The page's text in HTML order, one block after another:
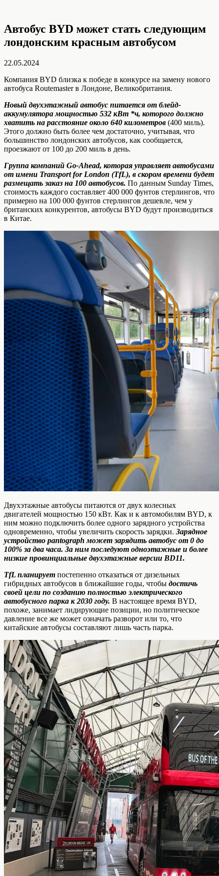
Автобус BYD может стать следующим
лондонским красным автобусом
22.05.2024
Компания BYD близка к победе в конкурсе на замену нового
автобуса Routemaster в Лондоне, Великобритания.
Новый двухэтажный автобус питается от блейд-
аккумулятора мощностью 532 кВт *ч, которого должно
хватить на расстояние около 640 километров (400 миль).
Этого должно быть более чем достаточно, учитывая, что
большинство лондонских автобусов, как сообщается,
проезжают от 100 до 200 миль в день.
Группа компаний Go-Ahead, которая управляет автобусами
от имени Transport for London (TfL), в скором времени будет
размещать заказ на 100 автобусов. По данным Sunday Times,
стоимость каждого составляет 400 000 фунтов стерлингов, что
примерно на 100 000 фунтов стерлингов дешевле, чем у
британских конкурентов, автобусы BYD будут производиться
в Китае.
Двухэтажные автобусы питаются от двух колесных
двигателей мощностью 150 кВт. Как и к автомобилям BYD, к
ним можно подключить более одного зарядного устройства
одновременно, чтобы увеличить скорость зарядки. Зарядное
устройство pantograph может зарядить автобус от 0 до
100% за два часа. За ним последуют одноэтажные и более
низкие провинциальные двухэтажные версии BD11.
TfL планирует постепенно отказаться от дизельных
гибридных автобусов в ближайшие годы, чтобы достичь
своей цели по созданию полностью электрического
автобусного парка к 2030 году. В настоящее время BYD,
похоже, занимает лидирующие позиции, но политическое
давление все же может означать разворот или то, что
китайские автобусы составляют лишь часть парка.